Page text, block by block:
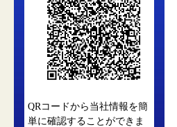
QRコードから当社情報を簡
単に確認することができま